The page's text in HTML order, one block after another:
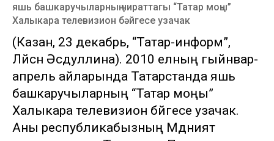
яшь башкаручыларның чираттагы “Татар моңы”
Халыкара телевизион бәйгесе узачак
(Казан, 23 декабрь, “Татар-информ”,
Ләйсән Әсәдуллина). 2010 елның гыйнвар-
апрель айларында Татарстанда яшь
башкаручыларның “Татар моңы”
Халыкара телевизион бәйгесе узачак.
Аны республикабызның Мәдәният